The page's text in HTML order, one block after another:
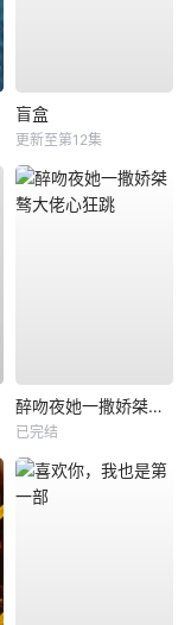
盲盒
更新至第12集
醉吻夜她一撒娇桀骜大佬心狂跳
已完结